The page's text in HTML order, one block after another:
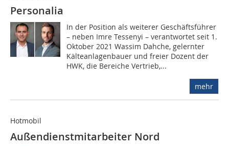
Personalia
In der Position als weiterer Geschäftsführer
– neben Imre Tessenyi – verantwortet seit 1.
Oktober 2021 Wassim Dahche, gelernter
Kälte­anlagenbauer und freier Dozent der
HWK, die Bereiche Vertrieb,...
mehr
Hotmobil
Außendienstmitarbeiter Nord